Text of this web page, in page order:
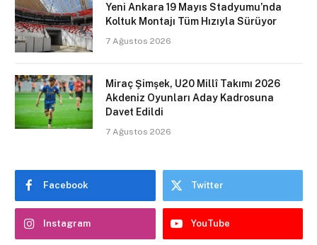
Yeni Ankara 19 Mayıs Stadyumu’nda
Koltuk Montajı Tüm Hızıyla Sürüyor
7 Ağustos 2026
Miraç Şimşek, U20 Millî Takımı 2026
Akdeniz Oyunları Aday Kadrosuna
Davet Edildi
7 Ağustos 2026
Facebook Twitter
Instagram YouTube